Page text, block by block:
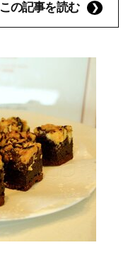
この記事を読む